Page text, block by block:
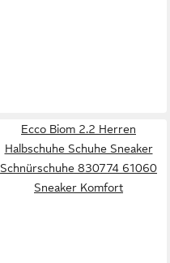
Ecco Biom 2.2 Herren
Halbschuhe Schuhe Sneaker
Schnürschuhe 830774 61060
Sneaker Komfort